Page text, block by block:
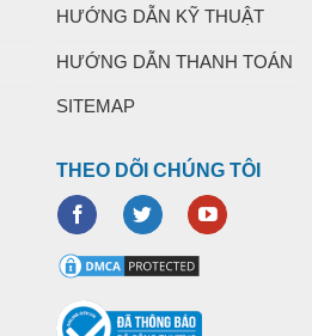
HƯỚNG DẪN KỸ THUẬT
HƯỚNG DẪN THANH TOÁN
SITEMAP
THEO DÕI CHÚNG TÔI